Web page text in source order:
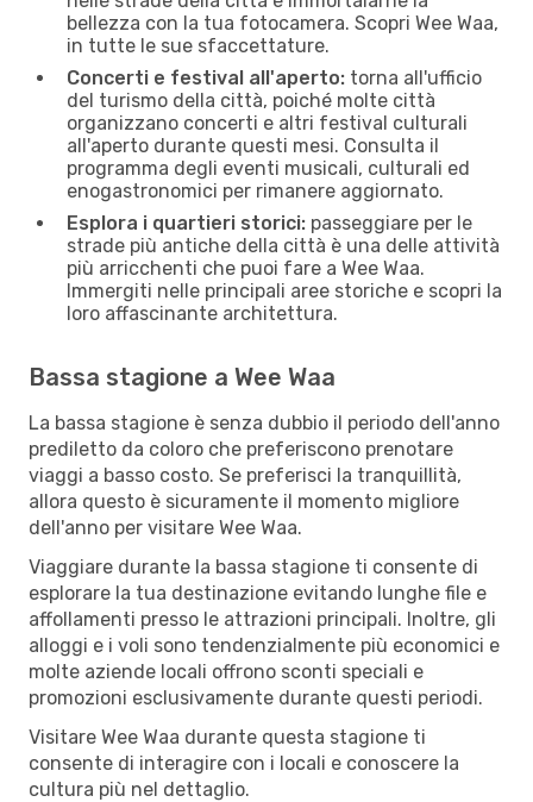
bellezza con la tua fotocamera. Scopri Wee Waa,
in tutte le sue sfaccettature.
Concerti e festival all'aperto: torna all'ufficio
del turismo della città, poiché molte città
organizzano concerti e altri festival culturali
all'aperto durante questi mesi. Consulta il
programma degli eventi musicali, culturali ed
enogastronomici per rimanere aggiornato.
Esplora i quartieri storici: passeggiare per le
strade più antiche della città è una delle attività
più arricchenti che puoi fare a Wee Waa.
Immergiti nelle principali aree storiche e scopri la
loro affascinante architettura.
Bassa stagione a Wee Waa
La bassa stagione è senza dubbio il periodo dell'anno
prediletto da coloro che preferiscono prenotare
viaggi a basso costo. Se preferisci la tranquillità,
allora questo è sicuramente il momento migliore
dell'anno per visitare Wee Waa.
Viaggiare durante la bassa stagione ti consente di
esplorare la tua destinazione evitando lunghe file e
affollamenti presso le attrazioni principali. Inoltre, gli
alloggi e i voli sono tendenzialmente più economici e
molte aziende locali offrono sconti speciali e
promozioni esclusivamente durante questi periodi.
Visitare Wee Waa durante questa stagione ti
consente di interagire con i locali e conoscere la
cultura più nel dettaglio.